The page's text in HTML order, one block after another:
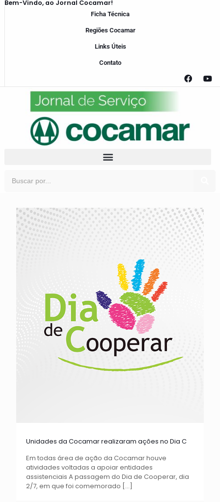
Bem-Vindo, ao Jornal Cocamar!
Ficha Técnica
Regiões Cocamar
Links Úteis
Contato
Unidades da Cocamar realizaram ações no Dia C
Em todas área de ação da Cocamar houve
atividades voltadas a apoiar entidades
assistenciais A passagem do Dia de Cooperar, dia
2/7, em que foi comemorado […]